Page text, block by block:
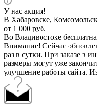
У нас акция!
В Хабаровске,
от 1 000 руб.
Во Владивостоке
Внимание! Сейчас
раз в сутки. При заказе в
размеры могут уже
улучшение работы сайта.